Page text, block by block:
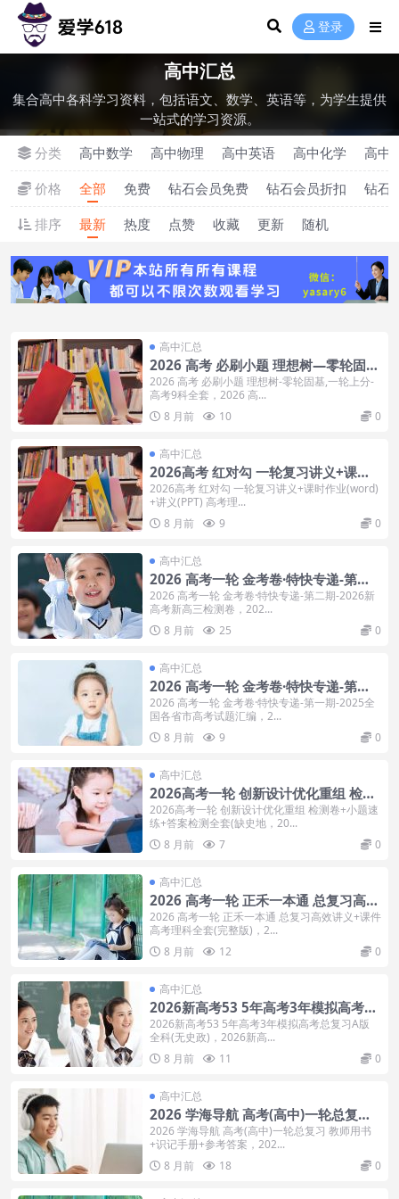
登录
高中汇总
集合高中各科学习资料，包括语文、数学、英语等，为学生提供
一站式的学习资源。
分类
高中数学 高中物理 高中英语 高中化学
高中
价格
全部 免费 钻石会员免费 钻石会员折扣
钻石
排序
最新 热度 点赞 收藏 更新 随机
高中汇总
2026 高考 必刷小题 理想树—零轮固
基,一轮上分–高考9科全套
2026 高考 必刷小题 理想树-零轮固基,一轮上分-
高考9科全套，2026 高...
8 月前
10 0
高中汇总
2026高考 红对勾 一轮复习讲义+课时
作业(word)+讲义(PPT) 高考理科全套
2026高考 红对勾 一轮复习讲义+课时作业(word)
+讲义(PPT) 高考理...
8 月前
9 0
高中汇总
2026 高考一轮 金考卷·特快专递-第二
期-2026新高考新高三检测卷
2026 高考一轮 金考卷·特快专递-第二期-2026新
高考新高三检测卷，202...
8 月前
25 0
高中汇总
2026 高考一轮 金考卷·特快专递-第一
期-2025全国各省市高考试题汇编
2026 高考一轮 金考卷·特快专递-第一期-2025全
国各省市高考试题汇编，2...
8 月前
9 0
高中汇总
2026高考一轮 创新设计优化重组 检测
卷+小题速练+答案检测全套(缺史地
2026高考一轮 创新设计优化重组 检测卷+小题速
练+答案检测全套(缺史地，20...
8 月前
7 0
高中汇总
2026 高考一轮 正禾一本通 总复习高效
讲义+课件 高考理科全套(完整版)
2026 高考一轮 正禾一本通 总复习高效讲义+课件
高考理科全套(完整版)，2...
8 月前
12 0
高中汇总
2026新高考53 5年高考3年模拟高考总
复习A版 全科(无史政)
2026新高考53 5年高考3年模拟高考总复习A版
全科(无史政)，2026新高...
8 月前
11 0
高中汇总
2026 学海导航 高考(高中)一轮总复习
教师用书+识记手册+参考答案
2026 学海导航 高考(高中)一轮总复习 教师用书
+识记手册+参考答案，202...
8 月前
18 0